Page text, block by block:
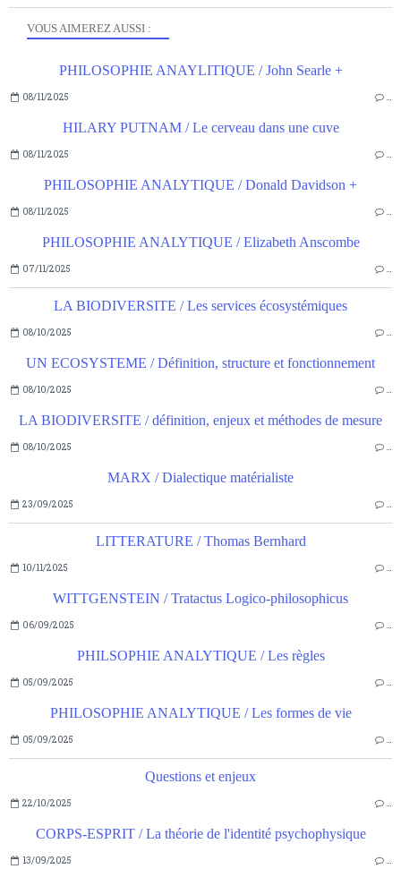
VOUS AIMEREZ AUSSI :
PHILOSOPHIE ANAYLITIQUE / John Searle +
08/11/2025 …
HILARY PUTNAM / Le cerveau dans une cuve
08/11/2025 …
PHILOSOPHIE ANALYTIQUE / Donald Davidson +
08/11/2025 …
PHILOSOPHIE ANALYTIQUE / Elizabeth Anscombe
07/11/2025 …
LA BIODIVERSITE / Les services écosystémiques
08/10/2025 …
UN ECOSYSTEME / Définition, structure et fonctionnement
08/10/2025 …
LA BIODIVERSITE / définition, enjeux et méthodes de mesure
08/10/2025 …
MARX / Dialectique matérialiste
23/09/2025 …
LITTERATURE / Thomas Bernhard
10/11/2025 …
WITTGENSTEIN / Tratactus Logico-philosophicus
06/09/2025 …
PHILSOPHIE ANALYTIQUE / Les règles
05/09/2025 …
PHILOSOPHIE ANALYTIQUE / Les formes de vie
05/09/2025 …
Questions et enjeux
22/10/2025 …
CORPS-ESPRIT / La théorie de l'identité psychophysique
13/09/2025 …